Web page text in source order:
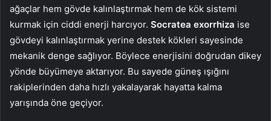
ağaçlar hem gövde kalınlaştırmak hem de kök sistemi
kurmak için ciddi enerji harcıyor. Socratea exorrhiza ise
gövdeyi kalınlaştırmak yerine destek kökleri sayesinde
mekanik denge sağlıyor. Böylece enerjisini doğrudan dikey
yönde büyümeye aktarıyor. Bu sayede güneş ışığını
rakiplerinden daha hızlı yakalayarak hayatta kalma
yarışında öne geçiyor.